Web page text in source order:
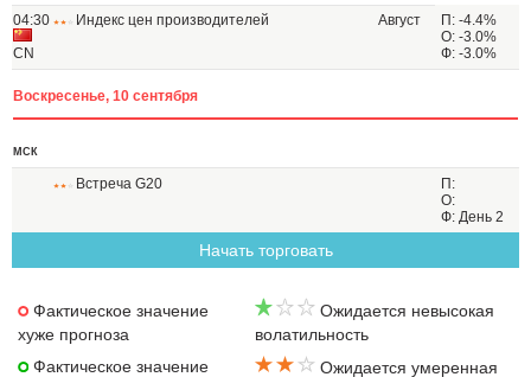
04:30
CN
Индекс цен производителей Август
П: -4.4%
О: -3.0%
Ф: -3.0%
Воскресенье, 10 сентября
МСК
Встреча G20
П:
О:
Ф: День 2
Начать торговать
Фактическое значение
хуже прогноза
Фактическое значение
Ожидается невысокая
волатильность
Ожидается умеренная